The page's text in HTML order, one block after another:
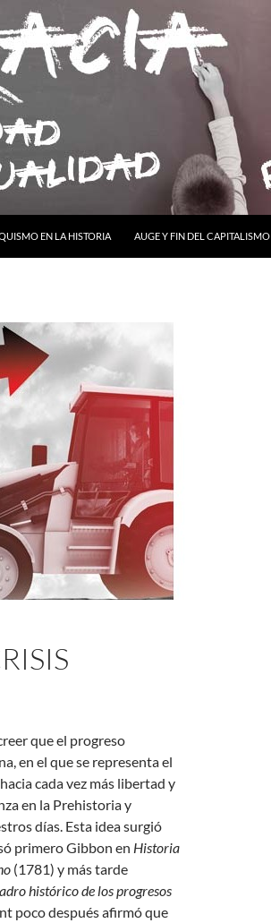
EN LA HISTORIA AUGE Y FIN DEL CAPITALISMO
que el progreso
en el que se representa el
cada vez más libertad y
en la Prehistoria y
días. Esta idea surgió
primero Gibbon en Historia
(1781) y más tarde
histórico de los progresos
poco después afirmó que